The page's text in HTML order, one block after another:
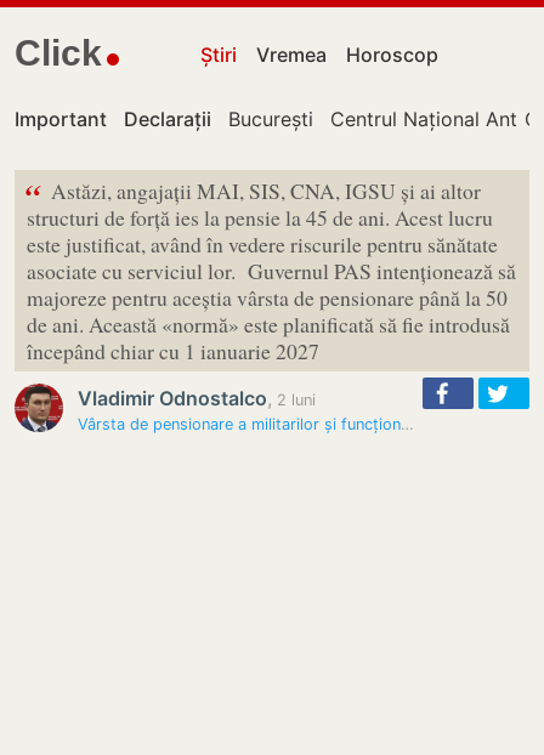
Click Știri Vremea Horoscop
Important Declarații București Centrul Național
“ Astăzi, angajații MAI, SIS, CNA, IGSU și ai altor
structuri de forță ies la pensie la 45 de ani. Acest lucru
este justificat, având în vedere riscurile pentru sănătate
asociate cu serviciul lor. Guvernul PAS intenționează să
majoreze pentru aceștia vârsta de pensionare până la 50
de ani. Această «normă» este planificată să fie introdusă
începând chiar cu 1 ianuarie 2027
Vladimir Odnostalco, 2 luni
Vârsta de pensionare a militarilor și funcționarilor cu statut special…